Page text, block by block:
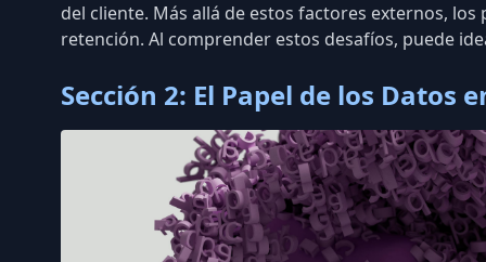
del cliente. Más allá de estos factores externos,
retención. Al comprender estos desafíos, puede
Sección 2: El Papel de los Datos